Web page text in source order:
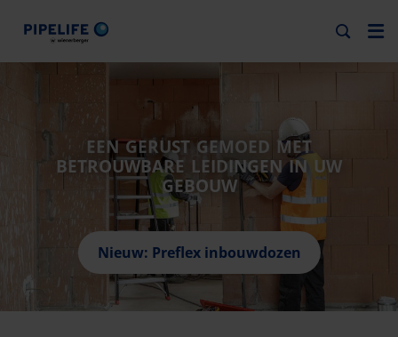
EEN GERUST GEMOED MET
BETROUWBARE LEIDINGEN IN UW
GEBOUW
Nieuw: Preflex inbouwdozen